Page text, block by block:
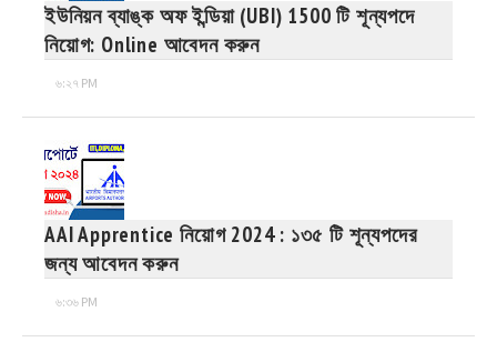
ইউনিয়ন ব্যাঙ্ক অফ ইন্ডিয়া (UBI) 1500 টি শূন্যপদে
নিয়োগ: Online আবেদন করুন
৬:২৭ PM
AAI Apprentice নিয়োগ 2024 : ১৩৫ টি শূন্যপদের
জন্য আবেদন করুন
৬:৩৬ PM